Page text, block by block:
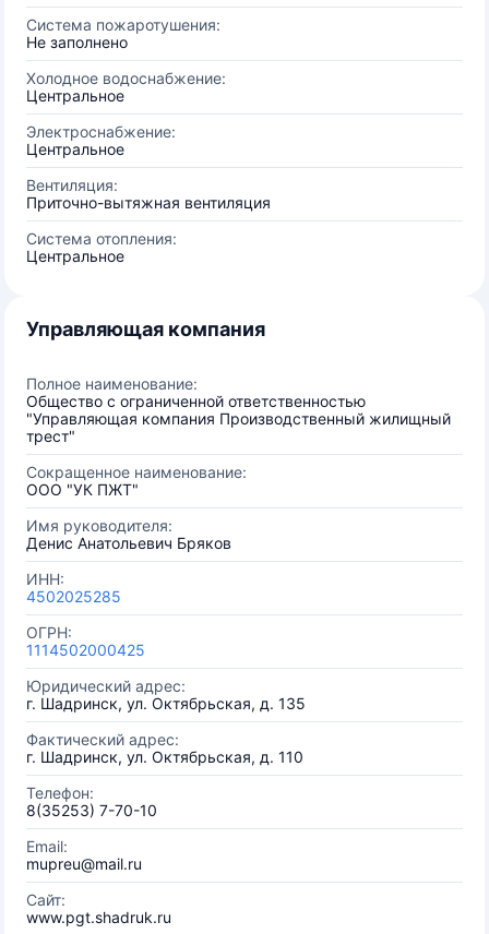
Система пожаротушения:
Не заполнено
Холодное водоснабжение:
Центральное
Электроснабжение:
Центральное
Вентиляция:
Приточно-вытяжная вентиляция
Система отопления:
Центральное
Управляющая компания
Полное наименование:
Общество с ограниченной ответственностью
"Управляющая компания Производственный жилищный
трест"
Сокращенное наименование:
ООО "УК ПЖТ"
Имя руководителя:
Денис Анатольевич Бряков
ИНН:
4502025285
ОГРН:
1114502000425
Юридический адрес:
г. Шадринск, ул. Октябрьская, д. 135
Фактический адрес:
г. Шадринск, ул. Октябрьская, д. 110
Телефон:
8(35253) 7-70-10
Email:
mupreu@mail.ru
Сайт:
www.pgt.shadruk.ru